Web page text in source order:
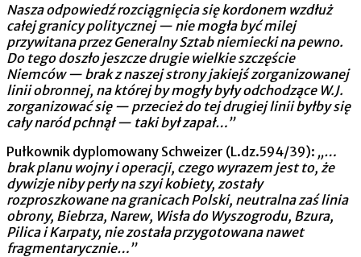
Nasza odpowiedź rozciągnięcia się kordonem wzdłuż
całej granicy politycznej — nie mogła być milej
przywitana przez Generalny Sztab niemiecki na pewno.
Do tego doszło jeszcze drugie wielkie szczęście
Niemców — brak z naszej strony jakiejś zorganizowanej
linii obronnej, na której by mogły były odchodzące W.J.
zorganizować się — przecież do tej drugiej linii byłby się
cały naród pchnął — taki był zapał…”
Pułkownik dyplomowany Schweizer (L.dz.594/39): „…
brak planu wojny i operacji, czego wyrazem jest to, że
dywizje niby perły na szyi kobiety, zostały
rozproszkowane na granicach Polski, neutralna zaś linia
obrony, Biebrza, Narew, Wisła do Wyszogrodu, Bzura,
Pilica i Karpaty, nie została przygotowana nawet
fragmentarycznie…”